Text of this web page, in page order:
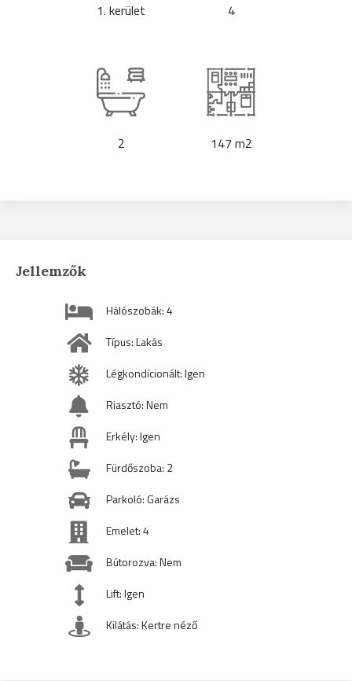
1. kerület 4
2 147 m2
Jellemzők
Hálószobák: 4
Típus: Lakás
Légkondícionált: Igen
Riasztó: Nem
Erkély: Igen
Fürdőszoba: 2
Parkoló: Garázs
Emelet: 4
Bútorozva: Nem
Lift: Igen
Kilátás: Kertre néző